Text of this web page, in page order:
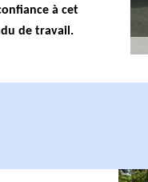
à cet
de travail.